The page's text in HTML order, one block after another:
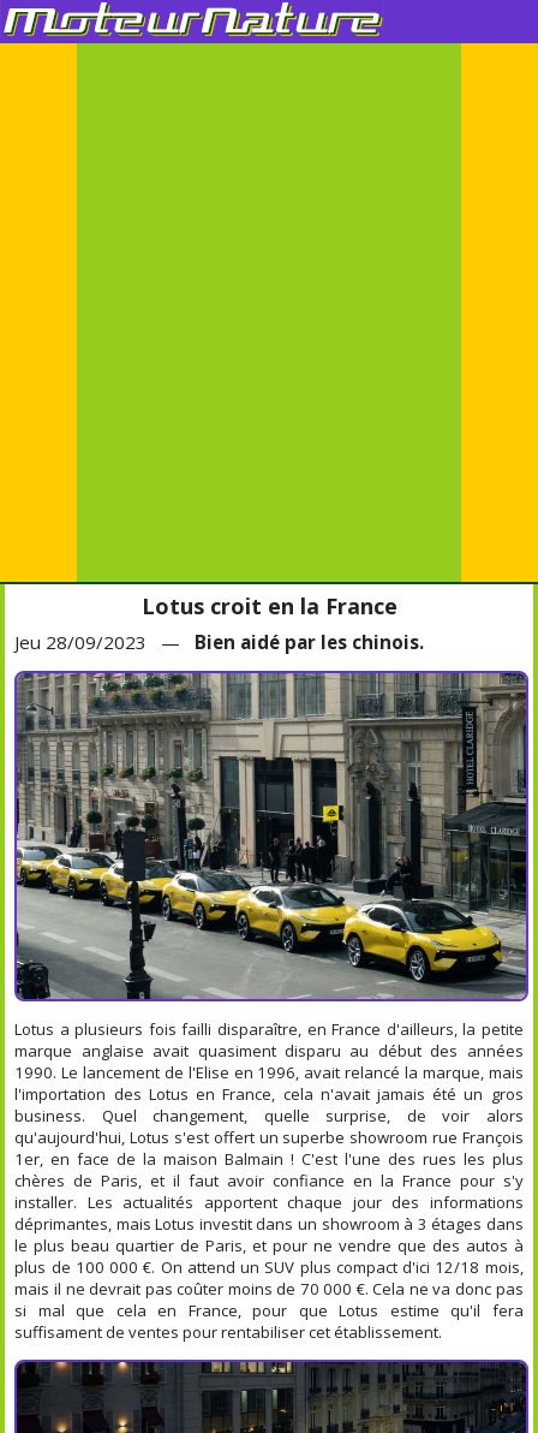
Lotus croit en la France
Jeu 28/09/2023 — Bien aidé par les chinois.
Lotus a plusieurs fois failli disparaître, en France d'ailleurs, la petite
marque anglaise avait quasiment disparu au début des années
1990. Le lancement de l'Elise en 1996, avait relancé la marque, mais
l'importation des Lotus en France, cela n'avait jamais été un gros
business. Quel changement, quelle surprise, de voir alors
qu'aujourd'hui, Lotus s'est offert un superbe showroom rue François
1er, en face de la maison Balmain ! C'est l'une des rues les plus
chères de Paris, et il faut avoir confiance en la France pour s'y
installer. Les actualités apportent chaque jour des informations
déprimantes, mais Lotus investit dans un showroom à 3 étages dans
le plus beau quartier de Paris, et pour ne vendre que des autos à
plus de 100 000 €. On attend un SUV plus compact d'ici 12/18 mois,
mais il ne devrait pas coûter moins de 70 000 €. Cela ne va donc pas
si mal que cela en France, pour que Lotus estime qu'il fera
suffisament de ventes pour rentabiliser cet établissement.